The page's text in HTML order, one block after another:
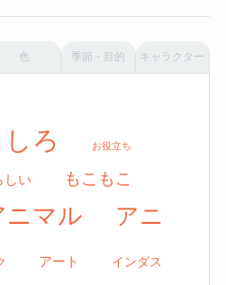
色 季節・目的 キャラクター
ろ お役立ち
しい もこもこ
ニマル
アニ
アート インダス